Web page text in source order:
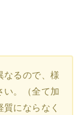
なるので、様
い。（全て加
にならなく